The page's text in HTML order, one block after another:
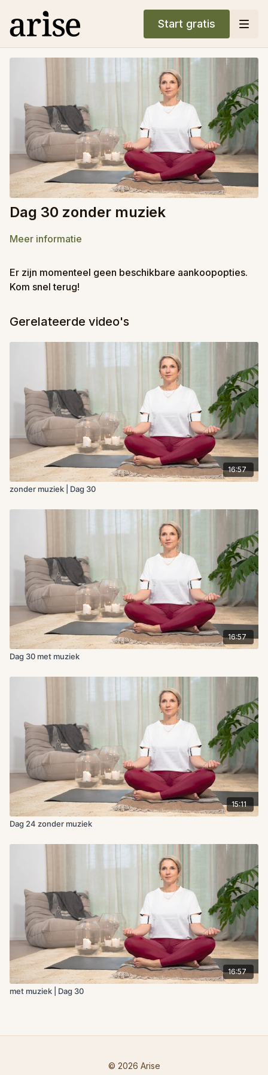
Start gratis
Dag 30 zonder muziek
Meer informatie
Er zijn momenteel geen beschikbare aankoopopties.
Kom snel terug!
Gerelateerde video's
16:57
zonder muziek | Dag 30
16:57
Dag 30 met muziek
15:11
Dag 24 zonder muziek
16:57
met muziek | Dag 30
© 2026 Arise